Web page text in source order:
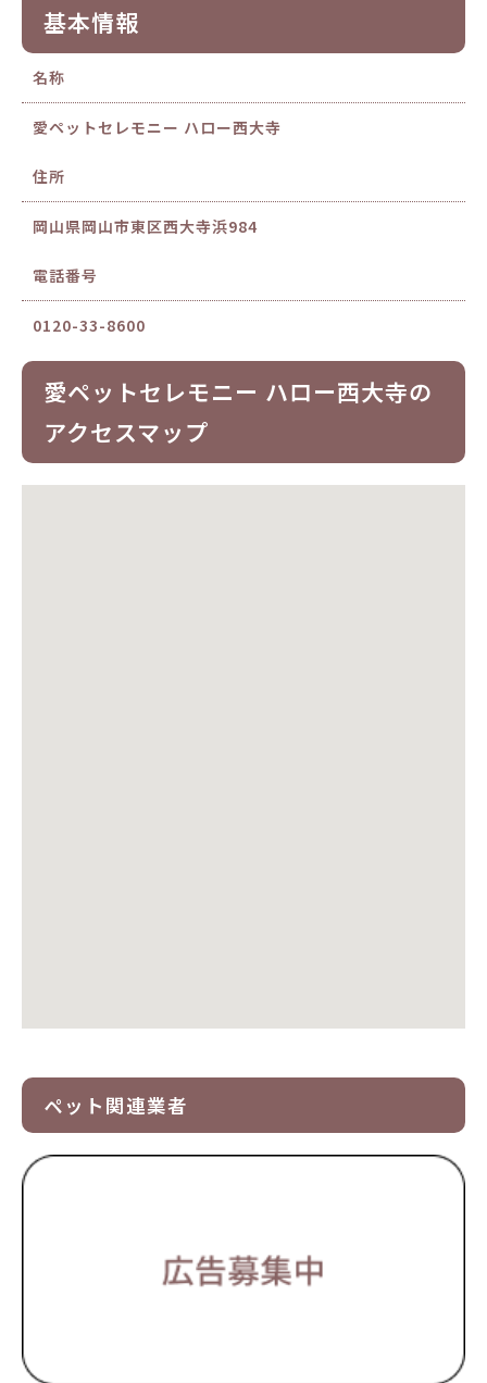
基本情報
名称
愛ペットセレモニー ハロー西大寺
住所
岡山県岡山市東区西大寺浜984
電話番号
0120-33-8600
愛ペットセレモニー ハロー西大寺の
アクセスマップ
ペット関連業者